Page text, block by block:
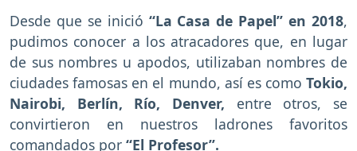
Desde que se inició “La Casa de Papel” en 2018,
pudimos conocer a los atracadores que, en lugar
de sus nombres u apodos, utilizaban nombres de
ciudades famosas en el mundo, así es como Tokio,
Nairobi, Berlín, Río, Denver, entre otros, se
convirtieron en nuestros ladrones favoritos
comandados por “El Profesor”.